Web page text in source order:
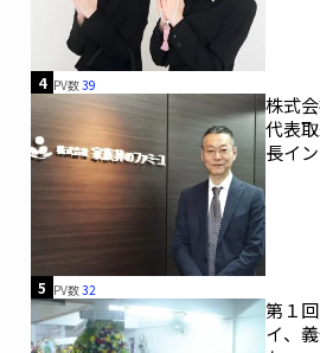
4 PV数39
株式
代表
長イ
5 PV数32
第１
イ、